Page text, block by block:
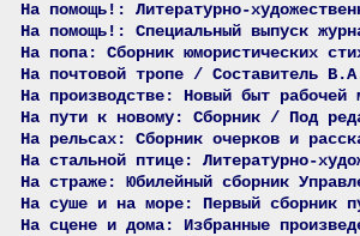
На помощь!: Литературно-
На помощь!: Специальный выпуск
На попа: Сборник юмористических
На почтовой тропе / Составитель
На производстве: Новый быт
На пути к новому: Сборник / Под
На рельсах: Сборник очерков и
На стальной птице: Литературно-
На страже: Юбилейный сборник
На суше и на море: Первый сборник
На сцене и дома: Избранные